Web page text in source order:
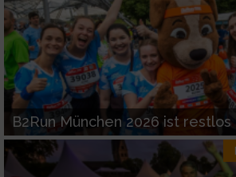
B2Run München 2026 ist